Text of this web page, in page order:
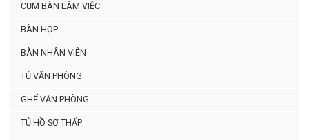
CỤM BÀN LÀM VIỆC
BÀN HỌP
BÀN NHÂN VIÊN
TỦ VĂN PHÒNG
GHẾ VĂN PHÒNG
TỦ HỒ SƠ THẤP